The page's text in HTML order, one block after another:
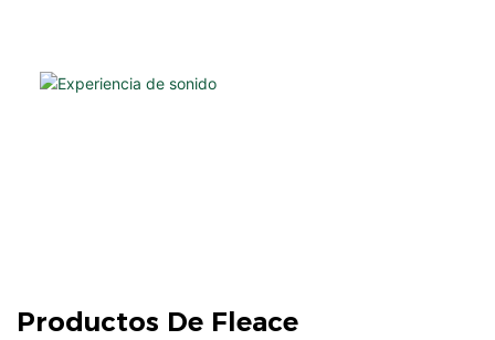
Productos De Fleace